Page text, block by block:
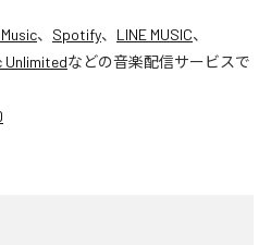
、 Spotify、 LINE MUSIC、
Unlimitedなどの音楽配信サービスで